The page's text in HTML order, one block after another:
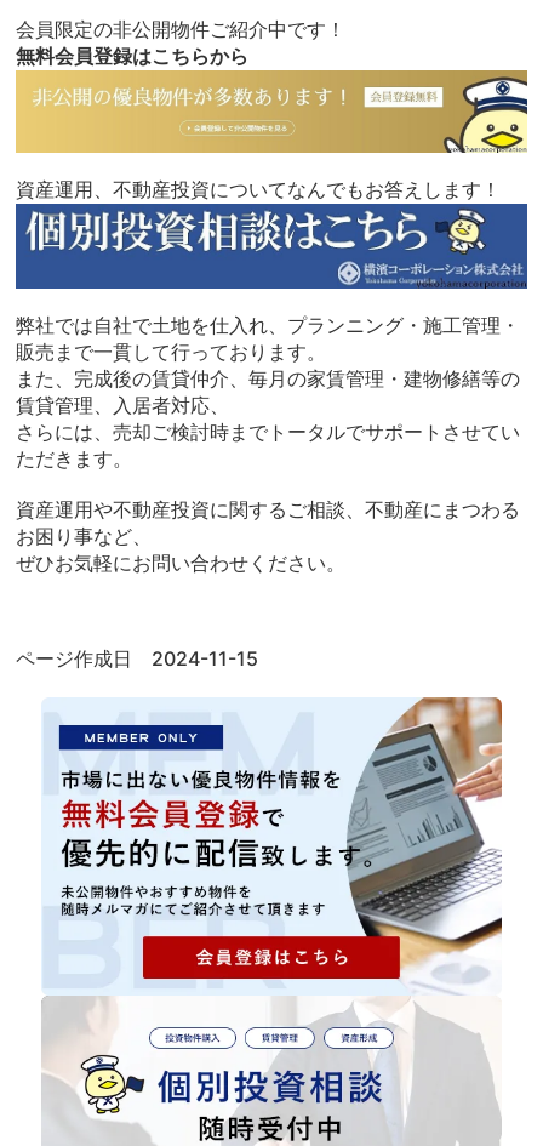
会員限定の非公開物件ご紹介中です！
無料会員登録はこちらから
資産運用、不動産投資についてなんでもお答えします！
弊社では自社で土地を仕入れ、プランニング・施工管理・
販売まで一貫して行っております。
また、完成後の賃貸仲介、毎月の家賃管理・建物修繕等の
賃貸管理、入居者対応、
さらには、売却ご検討時までトータルでサポートさせてい
ただきます。
資産運用や不動産投資に関するご相談、不動産にまつわる
お困り事など、
ぜひお気軽にお問い合わせください。
ページ作成日 2024-11-15